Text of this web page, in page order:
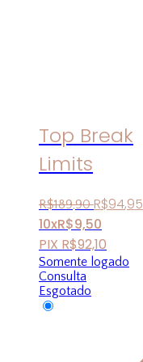
Top Break
Limits
R$189,90 R$94,95
10xR$9,50
PIX R$92,10
Somente logado
Consulta
Esgotado